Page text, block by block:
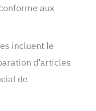
aux
incluent le
d’articles
de